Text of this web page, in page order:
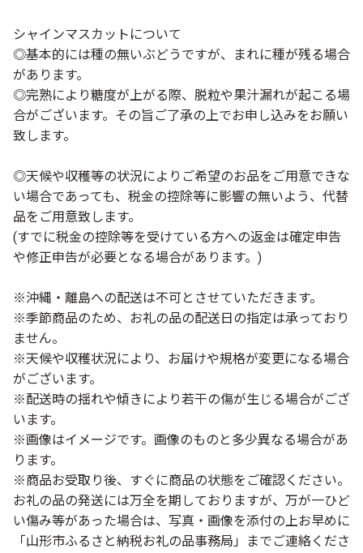
シャインマスカットについて
◎基本的には種の無いぶどうですが、まれに種が残る場合
があります。
◎完熟により糖度が上がる際、脱粒や果汁漏れが起こる場
合がございます。その旨ご了承の上でお申し込みをお願い
致します。
◎天候や収穫等の状況によりご希望のお品をご用意できな
い場合であっても、税金の控除等に影響の無いよう、代替
品をご用意致します。
(すでに税金の控除等を受けている方への返金は確定申告
や修正申告が必要となる場合があります。)
※沖縄・離島への配送は不可とさせていただきます。
※季節商品のため、お礼の品の配送日の指定は承っており
ません。
※天候や収穫状況により、お届けや規格が変更になる場合
がございます。
※配送時の揺れや傾きにより若干の傷が生じる場合がござ
います。
※画像はイメージです。画像のものと多少異なる場合があ
ります。
※商品お受取り後、すぐに商品の状態をご確認ください。
お礼の品の発送には万全を期しておりますが、万が一ひど
い傷み等があった場合は、写真・画像を添付の上お早めに
「山形市ふるさと納税お礼の品事務局」までご連絡くださ